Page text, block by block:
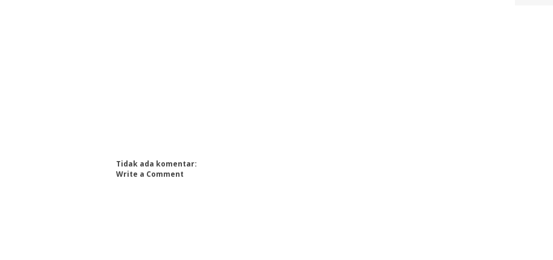
Tidak ada komentar:
Write a Comment